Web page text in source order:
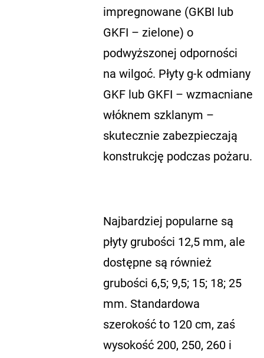
impregnowane (GKBI lub
GKFI – zielone) o
podwyższonej odporności
na wilgoć. Płyty g-k odmiany
GKF lub GKFI – wzmacniane
włóknem szklanym –
skutecznie zabezpieczają
konstrukcję podczas pożaru.
Najbardziej popularne są
płyty grubości 12,5 mm, ale
dostępne są również
grubości 6,5; 9,5; 15; 18; 25
mm. Standardowa
szerokość to 120 cm, zaś
wysokość 200, 250, 260 i